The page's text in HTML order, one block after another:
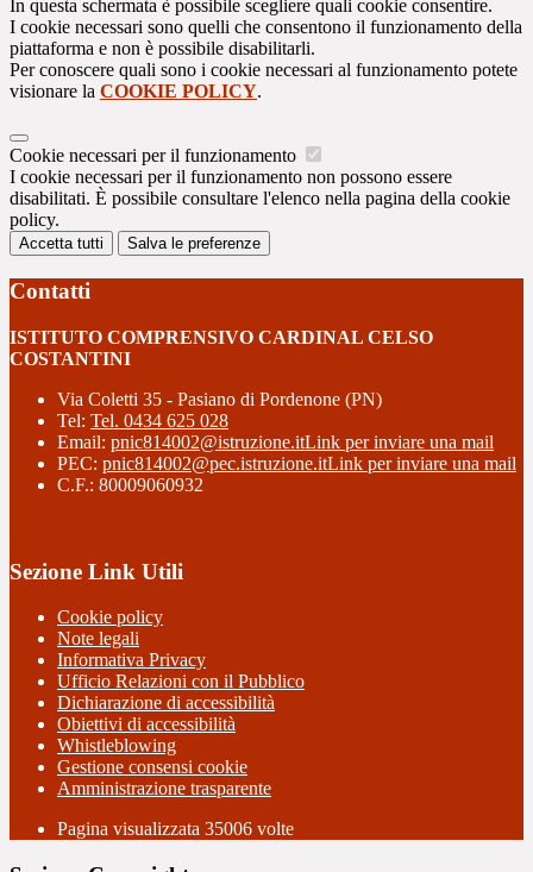
In questa schermata è possibile scegliere quali cookie consentire.
I cookie necessari sono quelli che consentono il funzionamento della
piattaforma e non è possibile disabilitarli.
Per conoscere quali sono i cookie necessari al funzionamento potete
visionare la COOKIE POLICY.
Cookie necessari per il funzionamento
I cookie necessari per il funzionamento non possono essere
disabilitati. È possibile consultare l'elenco nella pagina della cookie
policy.
Accetta tutti Salva le preferenze
Contatti
ISTITUTO COMPRENSIVO CARDINAL CELSO
COSTANTINI
Via Coletti 35 - Pasiano di Pordenone (PN)
Tel: Tel. 0434 625 028
Email: pnic814002@istruzione.itLink per inviare una mail
PEC: pnic814002@pec.istruzione.itLink per inviare una mail
C.F.: 80009060932
Sezione Link Utili
Cookie policy
Note legali
Informativa Privacy
Ufficio Relazioni con il Pubblico
Dichiarazione di accessibilità
Obiettivi di accessibilità
Whistleblowing
Gestione consensi cookie
Amministrazione trasparente
Pagina visualizzata 35006 volte